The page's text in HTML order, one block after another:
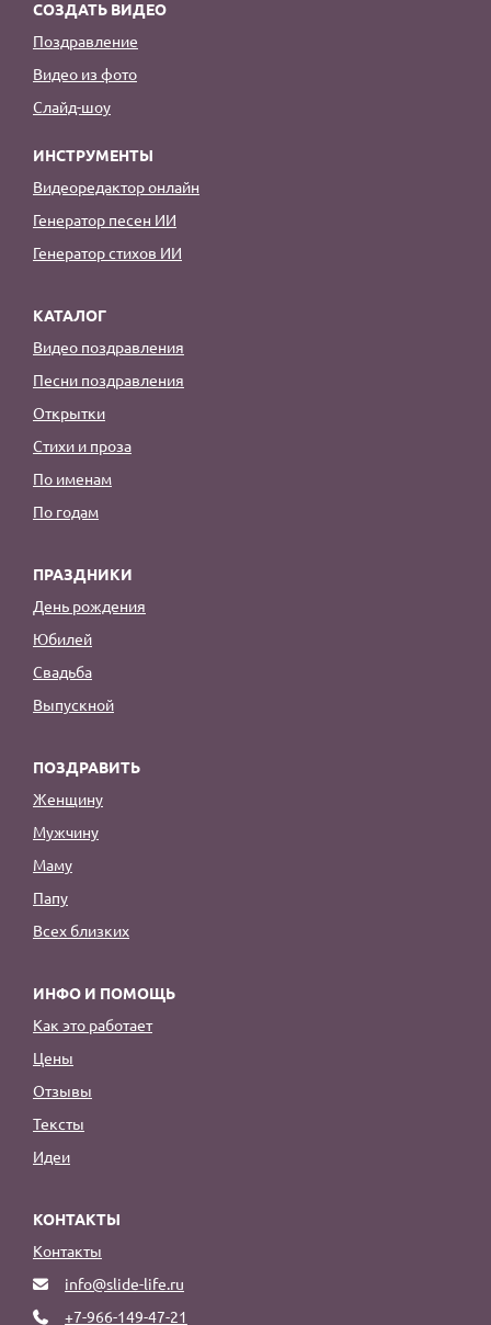
СОЗДАТЬ ВИДЕО
Поздравление
Видео из фото
Слайд-шоу
ИНСТРУМЕНТЫ
Видеоредактор онлайн
Генератор песен ИИ
Генератор стихов ИИ
КАТАЛОГ
Видео поздравления
Песни поздравления
Открытки
Стихи и проза
По именам
По годам
ПРАЗДНИКИ
День рождения
Юбилей
Свадьба
Выпускной
ПОЗДРАВИТЬ
Женщину
Мужчину
Маму
Папу
Всех близких
ИНФО И ПОМОЩЬ
Как это работает
Цены
Отзывы
Тексты
Идеи
КОНТАКТЫ
Контакты
info@slide-life.ru
+7-966-149-47-21